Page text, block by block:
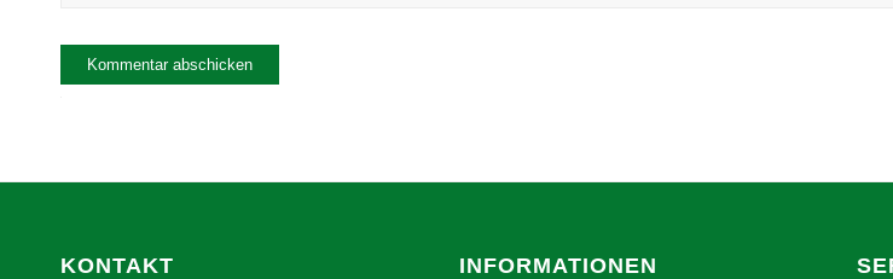
KONTAKT
INFORMATIONEN